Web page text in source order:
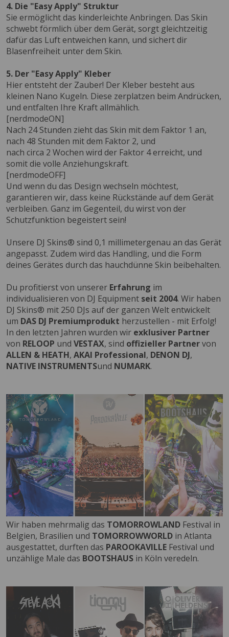
4. Die "Easy Apply" Struktur
Sie ermöglicht das kinderleichte Anbringen. Das Skin
schwebt förmlich über dem Gerät, sorgt gleichtzeitig
dafür das Luft entweichen kann, und sichert dir
Blasenfreiheit unter dem Skin.
5. Der "Easy Apply" Kleber
Hier entsteht der Zauber! Der Kleber besteht aus
kleinen Nano Kugeln. Diese zerplatzen beim Andrücken,
und entfalten Ihre Kraft allmählich.
[nerdmodeON]
Nach 24 Stunden zieht das Skin mit dem Faktor 1 an,
nach 48 Stunden mit dem Faktor 2, und
nach circa 2 Wochen wird der Faktor 4 erreicht, und
somit die volle Anziehungskraft.
[nerdmodeOFF]
Und wenn du das Design wechseln möchtest,
garantieren wir, dass keine Rückstände auf dem Gerät
verbleiben. Ganz im Gegenteil, du wirst von der
Schutzfunktion begeistert sein!
Unsere DJ Skins® sind 0,1 millimetergenau an das Gerät
angepasst. Zudem wird das Handling, und die Form
deines Gerätes durch das hauchdünne Skin beibehalten.
Du profitierst von unserer Erfahrung im
individualisieren von DJ Equipment seit 2004. Wir haben
DJ Skins® mit 250 DJs auf der ganzen Welt entwickelt
um DAS DJ Premiumprodukt herzustellen - mit Erfolg!
In den letzten Jahren wurden wir exklusiver Partner
von RELOOP und VESTAX, sind offizieller Partnervon
ALLEN & HEATH, AKAI Professional, DENON DJ,
NATIVE INSTRUMENTSund NUMARK.
Wir haben mehrmalig das TOMORROWLAND Festival in
Belgien, Brasilien und TOMORROWWORLD in Atlanta
ausgestattet, durften das PAROOKAVILLE Festival und
unzählige Male das BOOTSHAUS in Köln veredeln.